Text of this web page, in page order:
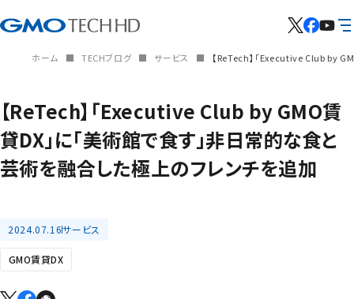
ホーム TECHブログ サービス 【ReTech】「Executive Club by
【ReTech】「Executive Club by GMO賃
貸DX」に「美術館で食す」非日常的な食と
芸術を融合した極上のフレンチを追加
2024.07.16サービス
GMO賃貸DX